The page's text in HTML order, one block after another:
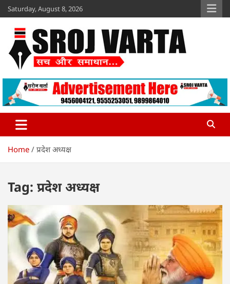
Skip
to
content
Saturday, August 8, 2026
Sroj Varta
www.srojvarta.in
Home प्रदेश अध्यक्ष
Tag: प्रदेश अध्यक्ष